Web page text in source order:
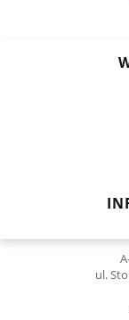
ul.